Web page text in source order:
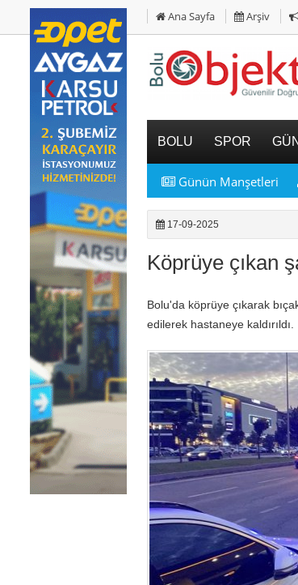
Ana Sayfa Arşiv
BOLU SPOR
Günün Manşetleri
17-09-2025
Köprüye çıkan
Bolu'da köprüye çıkarak
edilerek hastaneye kaldırıldı.